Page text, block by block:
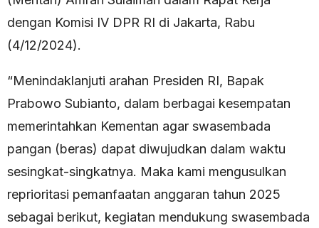
dengan Komisi IV DPR RI di Jakarta, Rabu
(4/12/2024).
“Menindaklanjuti arahan Presiden RI, Bapak
Prabowo Subianto, dalam berbagai kesempatan
memerintahkan Kementan agar swasembada
pangan (beras) dapat diwujudkan dalam waktu
sesingkat-singkatnya. Maka kami mengusulkan
reprioritasi pemanfaatan anggaran tahun 2025
sebagai berikut, kegiatan mendukung swasembada